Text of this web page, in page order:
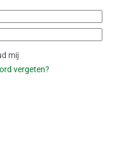
mij
vergeten?